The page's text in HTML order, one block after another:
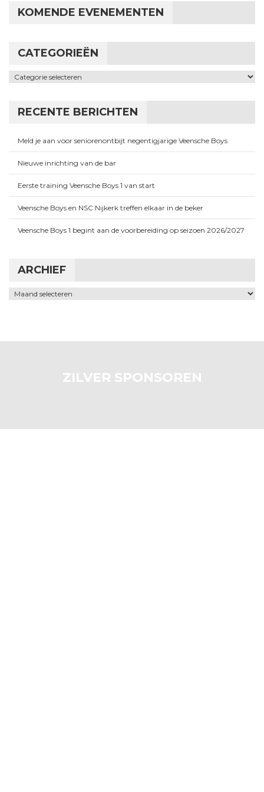
KOMENDE EVENEMENTEN
CATEGORIEËN
Categorieën
RECENTE BERICHTEN
Meld je aan voor seniorenontbijt negentigjarige Veensche Boys
Nieuwe inrichting van de bar
Eerste training Veensche Boys 1 van start
Veensche Boys en NSC Nijkerk treffen elkaar in de beker
Veensche Boys 1 begint aan de voorbereiding op seizoen 2026/2027
ARCHIEF
Archief
ZILVER SPONSOREN